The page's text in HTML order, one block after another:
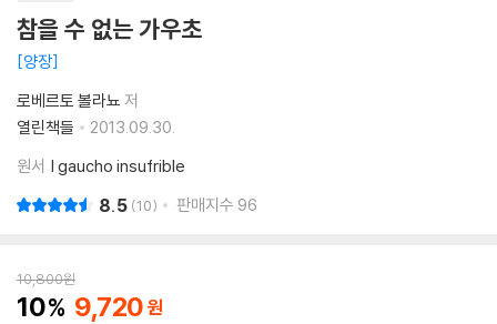
참을 수 없는 가우초
양장
로베르토 볼라뇨 저
열린책들
2013.09.30.
원서 l gaucho insufrible
8.5 10 판매지수 96
10,800원
10 9,720